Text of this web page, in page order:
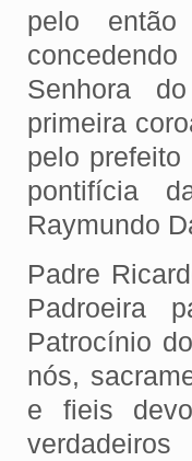
pelo então
Senhora
primeira
pelo
pontifícia
Raymundo
Padre
Padroeira
Patrocínio
nós,
e fieis